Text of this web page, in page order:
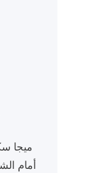
ميجا
أمام